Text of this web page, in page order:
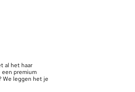
al het haar
een premium
We leggen het je